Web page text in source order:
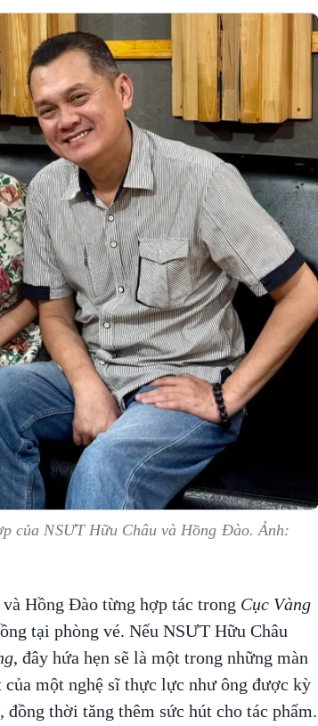
của NSƯT Hữu Châu và Hồng Đào. Ảnh:
Hồng Đào từng hợp tác trong Cục Vàng
tại phòng vé. Nếu NSƯT Hữu Châu
, đây hứa hẹn sẽ là một trong những màn
một nghệ sĩ thực lực như ông được kỳ
đồng thời tăng thêm sức hút cho tác phẩm.